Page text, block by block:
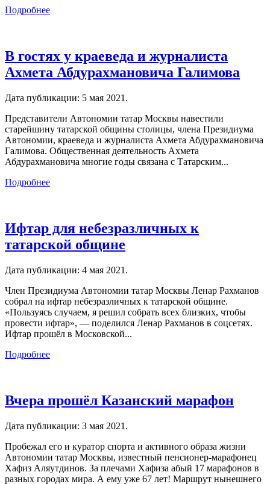
Подробнее
В гостях у краеведа и журналиста
Ахмета Абдурахмановича Галимова
Дата публикации: 5 мая 2021 .
Представители Автономии татар Москвы навестили
старейшину татарской общины столицы, члена Президиума
Автономии, краеведа и журналиста Ахмета Абдурахмановича
Галимова. Общественная деятельность Ахмета
Абдурахмановича многие годы связана с Татарским...
Подробнее
Ифтар для небезразличных к
татарской общине
Дата публикации: 4 мая 2021 .
Член Президиума Автономии татар Москвы Ленар Рахманов
собрал на ифтар небезразличных к татарской общине.
«Пользуясь случаем, я решил собрать всех близких, чтобы
провести ифтар», — поделился Ленар Рахманов в соцсетях.
Ифтар прошёл в Московской...
Подробнее
Вчера прошёл Казанский марафон
Дата публикации: 3 мая 2021 .
Пробежал его и куратор спорта и активного образа жизни
Автономии татар Москвы, известный пенсионер-марафонец
Хафиз Аляутдинов. За плечами Хафиза абый 17 марафонов в
разных городах мира. А ему уже 67 лет! Маршрут нынешнего